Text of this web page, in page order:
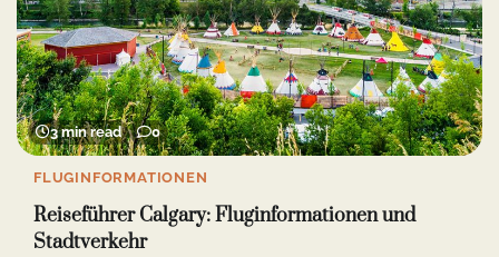
3 min read 0
FLUGINFORMATIONEN
Reiseführer Calgary: Fluginformationen und
Stadtverkehr